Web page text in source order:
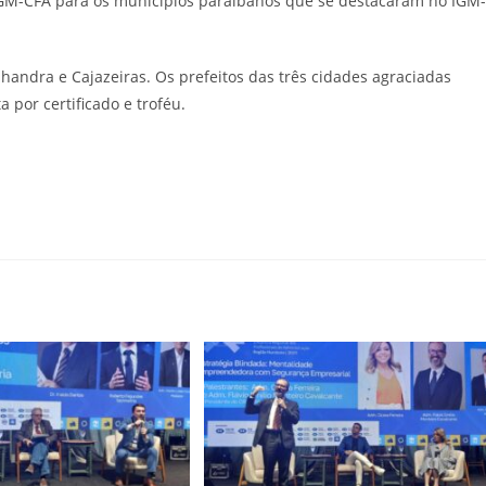
e Cajazeiras. Os prefeitos das três cidades agraciadas
por certificado e troféu.